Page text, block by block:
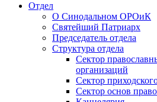
Отдел
О Синодальном ОРОиК
Святейший Патриарх
Председатель отдела
Структура отдела
Сектор
организаций
Сектор
Сектор основ